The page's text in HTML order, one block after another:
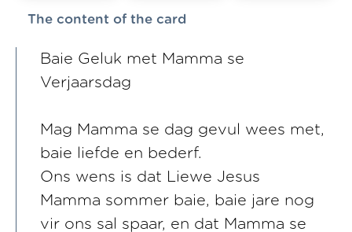
The content of the card
Baie Geluk met Mamma se
Verjaarsdag
Mag Mamma se dag gevul wees met,
baie liefde en bederf.
Ons wens is dat Liewe Jesus
Mamma sommer baie, baie jare nog
vir ons sal spaar, en dat Mamma se